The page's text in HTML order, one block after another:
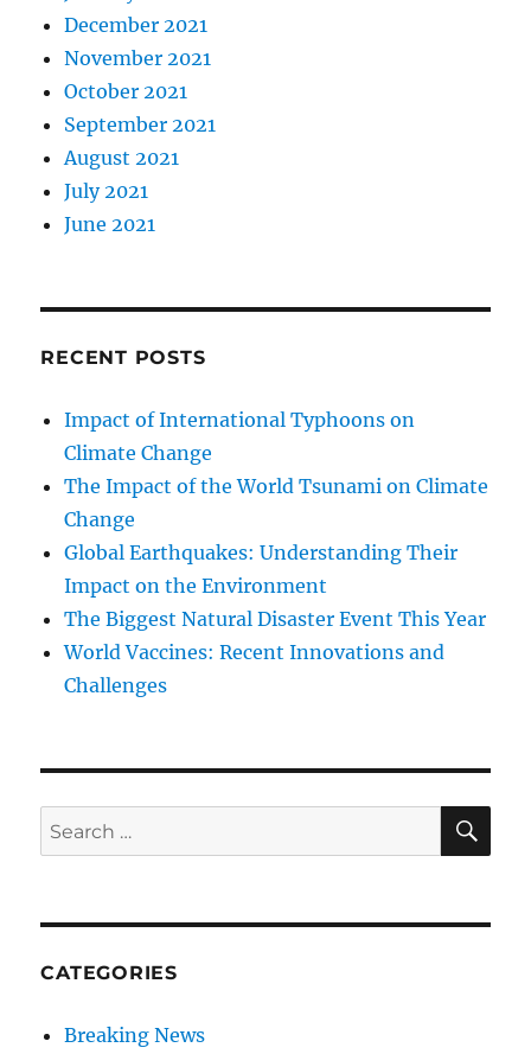
December 2021
November 2021
October 2021
September 2021
August 2021
July 2021
June 2021
RECENT POSTS
Impact of International Typhoons on
Climate Change
The Impact of the World Tsunami on Climate
Change
Global Earthquakes: Understanding Their
Impact on the Environment
The Biggest Natural Disaster Event This Year
World Vaccines: Recent Innovations and
Challenges
Search
for:
CATEGORIES
Breaking News